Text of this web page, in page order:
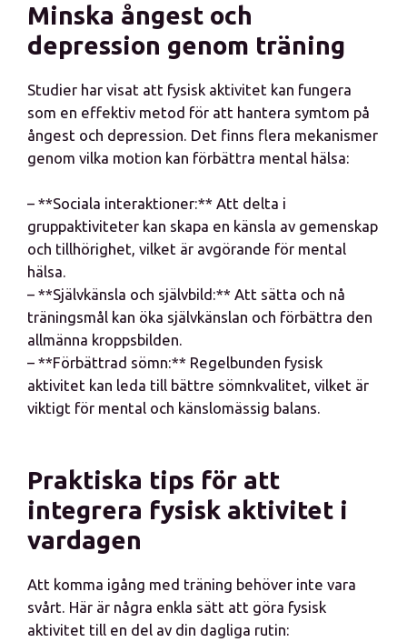
Minska ångest och
depression genom träning
Studier har visat att fysisk aktivitet kan fungera
som en effektiv metod för att hantera symtom på
ångest och depression. Det finns flera mekanismer
genom vilka motion kan förbättra mental hälsa:
– **Sociala interaktioner:** Att delta i
gruppaktiviteter kan skapa en känsla av gemenskap
och tillhörighet, vilket är avgörande för mental
hälsa.
– **Självkänsla och självbild:** Att sätta och nå
träningsmål kan öka självkänslan och förbättra den
allmänna kroppsbilden.
– **Förbättrad sömn:** Regelbunden fysisk
aktivitet kan leda till bättre sömnkvalitet, vilket är
viktigt för mental och känslomässig balans.
Praktiska tips för att
integrera fysisk aktivitet i
vardagen
Att komma igång med träning behöver inte vara
svårt. Här är några enkla sätt att göra fysisk
aktivitet till en del av din dagliga rutin: